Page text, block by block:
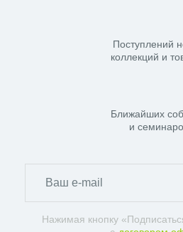
Поступлений
коллекций и
Ближайших
и
Нажимая кнопку